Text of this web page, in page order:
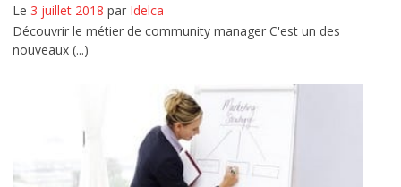
Le 3 juillet 2018 par Idelca
Découvrir le métier de community manager C'est un des
nouveaux (...)